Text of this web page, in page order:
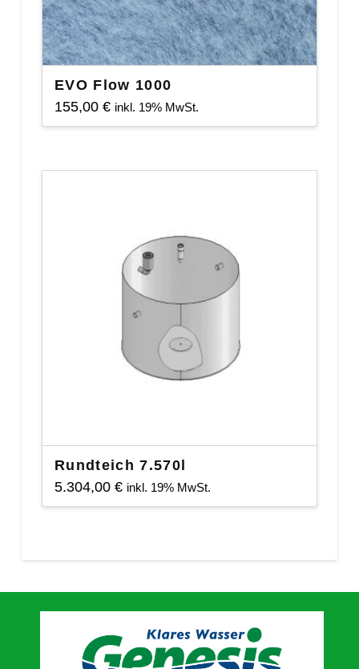
EVO Flow 1000
155,00 € inkl. 19% MwSt.
Rundteich 7.570l
5.304,00 € inkl. 19% MwSt.